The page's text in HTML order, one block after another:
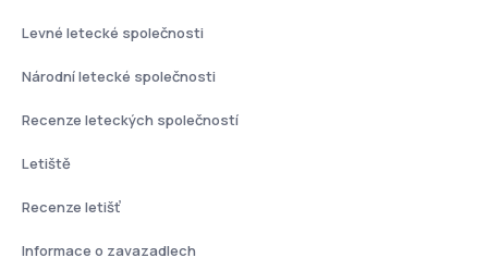
Levné letecké společnosti
Národní letecké společnosti
Recenze leteckých společností
Letiště
Recenze letišť
Informace o zavazadlech